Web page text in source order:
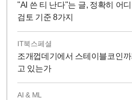
"AI 쓴 티 난다"는 글, 정확히 어
검토 기준 8가지
IT북스페셜
조개껍데기에서 스테이블코인
고 있는가
AI & ML